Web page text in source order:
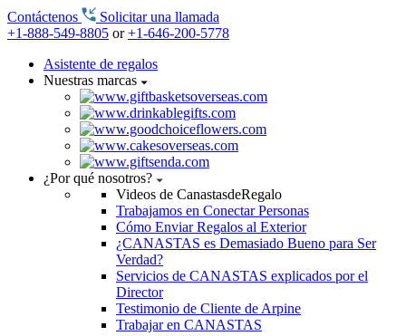
Contáctenos
Solicitar una llamada
+1-888-549-8805 or+1-646-200-5778
Asistente de regalos
Nuestras marcas
¿Por qué nosotros?
Videos de CanastasdeRegalo
Trabajamos en Conectar Personas
Cómo Enviar Regalos al Exterior
¿CANASTAS es Demasiado Bueno para Ser
Verdad?
Servicios de CANASTAS explicados por el
Director
Testimonio de Cliente de Arpine
Trabajar en CANASTAS